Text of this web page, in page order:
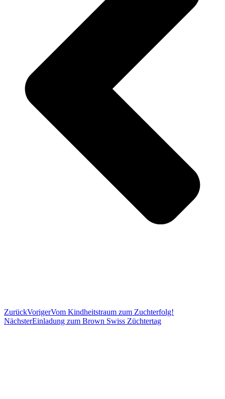
ZurückVorigerVom Kindheitstraum zum Zuchterfolg!
NächsterEinladung zum Brown Swiss Züchtertag